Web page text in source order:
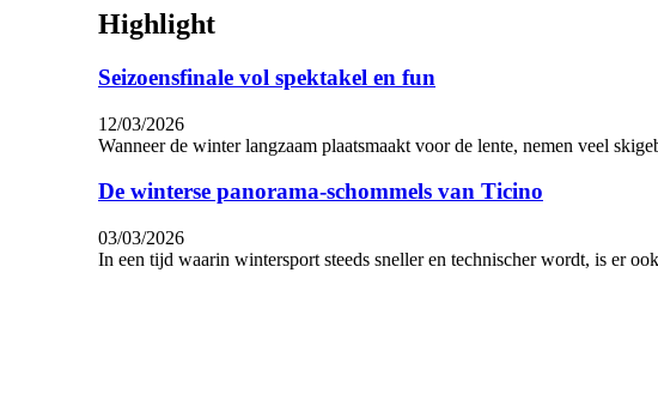
Highlight
Seizoensfinale vol spektakel en fun
12/03/2026
Wanneer de winter langzaam plaatsmaakt voor de lente, nemen veel
De winterse panorama-schommels van Ticino
03/03/2026
In een tijd waarin wintersport steeds sneller en technischer wordt, is er